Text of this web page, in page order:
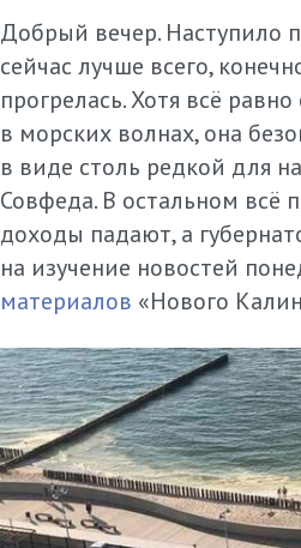
Добрый вечер. Наступило
сейчас лучше всего,
прогрелась. Хотя всё
в морских волнах, она
в виде столь редкой для
Совфеда. В остальном всё
доходы падают, а
на изучение новостей
материалов «Нового